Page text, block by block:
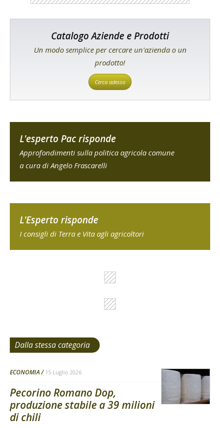
Catalogo Aziende e Prodotti
Un modo semplice per cercare un'azienda o un
prodotto!
Cerca adesso
L'esperto Pac risponde
Approfondimenti sulla politica agricola comune
a cura di Angelo Frascarelli
L'Esperto risponde
I consigli di Terra e Vita agli agricoltori
Dalla stessa categoria
ECONOMIA 15 Luglio 2026
Pecorino Romano Dop,
produzione stabile a 39 milioni
di chili